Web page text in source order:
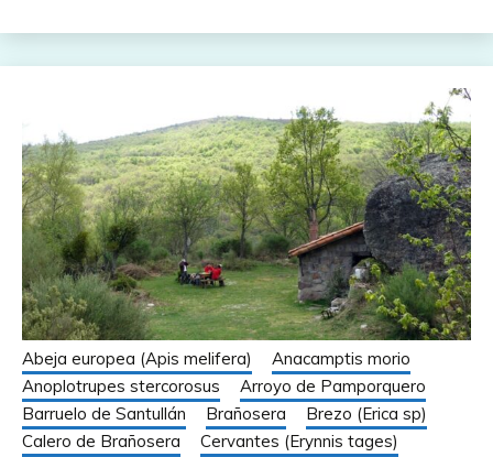
Abeja europea (Apis melifera)
Anacamptis morio
Anoplotrupes stercorosus
Arroyo de Pamporquero
Barruelo de Santullán
Brañosera
Brezo (Erica sp)
Calero de Brañosera
Cervantes (Erynnis tages)